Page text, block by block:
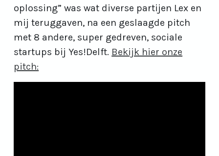
oplossing” was wat diverse partijen Lex en
mij teruggaven, na een geslaagde pitch
met 8 andere, super gedreven, sociale
startups bij Yes!Delft. Bekijk hier onze
pitch: